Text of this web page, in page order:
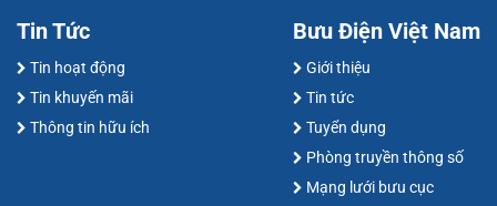
Tin Tức
Tin hoạt động
Tin khuyến mãi
Thông tin hữu ích
Bưu Điện Việt Nam
Giới thiệu
Tin tức
Tuyển dụng
Phòng truyền thông số
Mạng lưới bưu cục